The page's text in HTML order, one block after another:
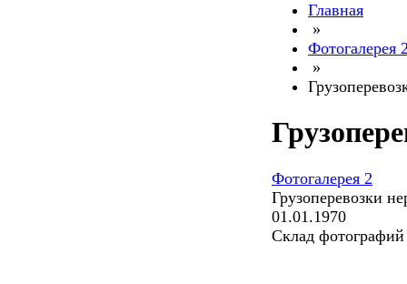
Главная
»
Фотогалерея
»
Фотогалерея 2
Грузоперевозки
01.01.1970
Склад фотографий